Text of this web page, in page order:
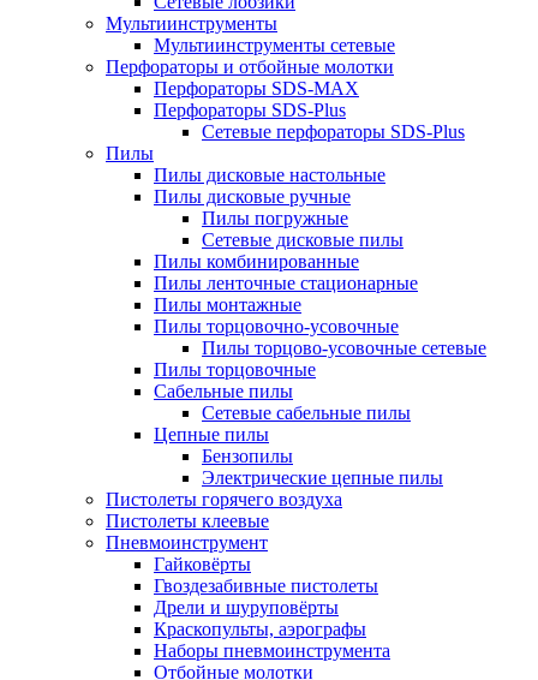
Мультиинструменты
Мультиинструменты сетевые
Перфораторы и отбойные молотки
Перфораторы SDS-MAX
Перфораторы SDS-Plus
Сетевые перфораторы SDS-Plus
Пилы
Пилы дисковые настольные
Пилы дисковые ручные
Пилы погружные
Сетевые дисковые пилы
Пилы комбинированные
Пилы ленточные стационарные
Пилы монтажные
Пилы торцовочно-усовочные
Пилы торцово-усовочные сетевые
Пилы торцовочные
Сабельные пилы
Сетевые сабельные пилы
Цепные пилы
Бензопилы
Электрические цепные пилы
Пистолеты горячего воздуха
Пистолеты клеевые
Пневмоинструмент
Гайковёрты
Гвоздезабивные пистолеты
Дрели и шуруповёрты
Краскопульты, аэрографы
Наборы пневмоинструмента
Отбойные молотки